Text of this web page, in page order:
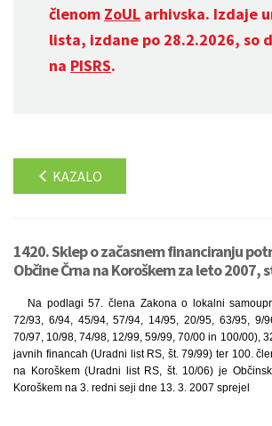
členom ZoUL arhivska. Izdaje
lista, izdane po 28.2.2026, so
na PISRS.
KAZALO
1420. Sklep o začasnem financiranju
Občine Črna na Koroškem za leto 2007,
Na podlagi 57. člena Zakona o lokalni
72/93, 6/94, 45/94, 57/94, 14/95, 20/95, 63/95, 9/
70/97, 10/98, 74/98, 12/99, 59/99, 70/00 in 100/00),
javnih financah (Uradni list RS, št. 79/99) ter 100.
na Koroškem (Uradni list RS, št. 10/06) je
Koroškem na 3. redni seji dne 13. 3. 2007 sprejel